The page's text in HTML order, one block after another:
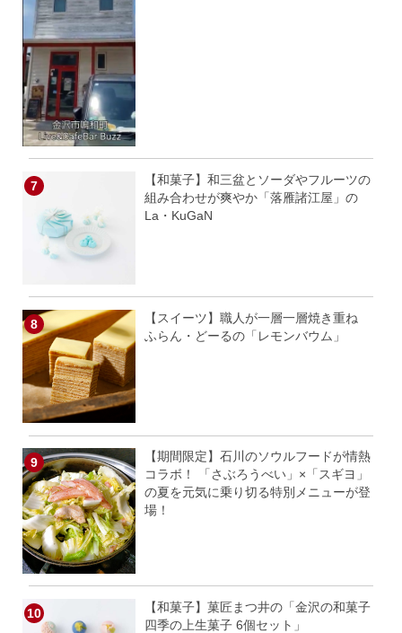
【和菓子】和三盆とソーダやフルーツの
組み合わせが爽やか「落雁諸江屋」の
La・KuGaN
【スイーツ】職人が一層一層焼き重ね
ふらん・どーるの「レモンバウム」
【期間限定】石川のソウルフードが情熱
コラボ！ 「さぶろうべい」×「スギヨ」
の夏を元気に乗り切る特別メニューが登
場！
【和菓子】菓匠まつ井の「金沢の和菓子
四季の上生菓子 6個セット」